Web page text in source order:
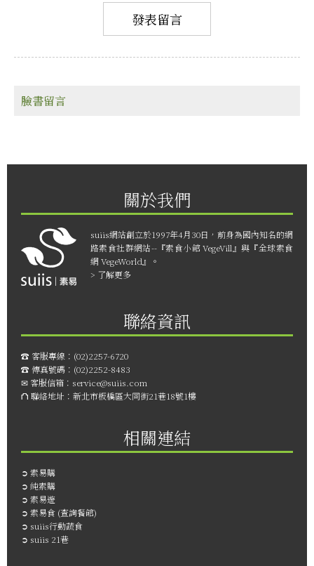
臉書留言
關於我們
suiis網站創立於1997年4月30日，前身為國內知名的網
路素食社群網站--『素食小館 VegeVill』與『全球素食
網 VegeWorld』。
> 了解更多
聯絡資訊
☎︎ 客服專線： (02)2257-6720
☎︎ 傳真號碼： (02)2252-8483
✉ 客服信箱： service@suiis.com
⛫ 聯絡地址： 新北市板橋區大同街21巷18號1樓
相關連結
➲ 素易購
➲ 純素購
➲ 素易遊
➲ 素易食 (查詢餐館)
➲ suiis行動蔬食
➲ suiis 21巷